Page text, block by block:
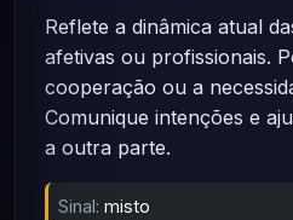
Reflete a dinâmica atual
afetivas ou profissionais.
cooperação ou a
Comunique intenções e
a outra parte.
Sinal: misto